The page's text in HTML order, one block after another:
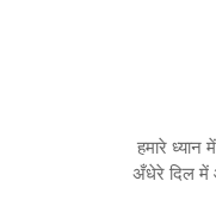
हमारे
अँधेरे दिल में